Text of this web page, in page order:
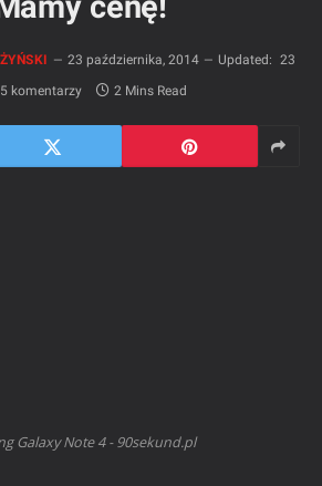
23 października, 2014 Updated: 23
5 komentarzy 2 Mins Read
Galaxy Note 4 - 90sekund.pl